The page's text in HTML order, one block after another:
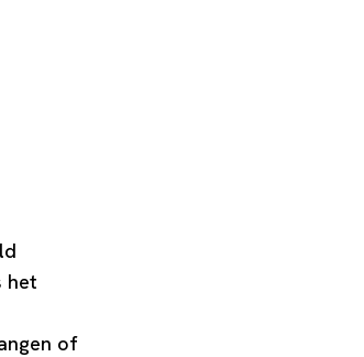
het
of